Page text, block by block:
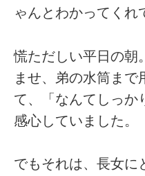
ゃんとわかってくれ
慌ただしい平日の朝
ませ、弟の水筒まで
て、「なんてしっか
感心していました。
でもそれは、長女に